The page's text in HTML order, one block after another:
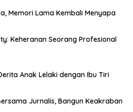
Memori Lama Kembali Menyapa
Keheranan Seorang Profesional
Anak Lelaki dengan Ibu Tiri
Jurnalis, Bangun Keakraban